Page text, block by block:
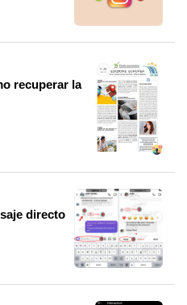
recuperar la
directo